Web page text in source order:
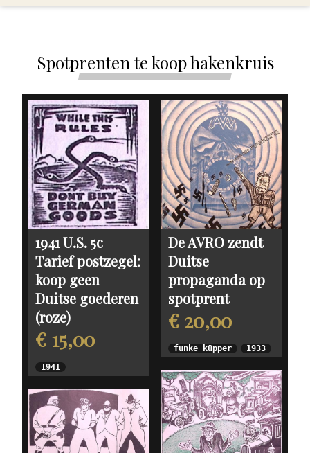
Spotprenten te koop hakenkruis
1941 U.S. 5c
Tarief postzegel:
koop geen
Duitse goederen
(roze)
€ 15,00
1941
De AVRO zendt
Duitse
propaganda op
spotprent
€ 20,00
funke küpper 1933